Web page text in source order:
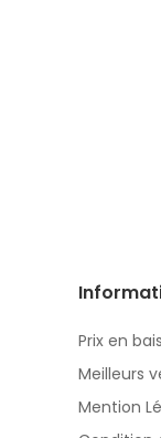
Prix en
Meilleurs
Mention